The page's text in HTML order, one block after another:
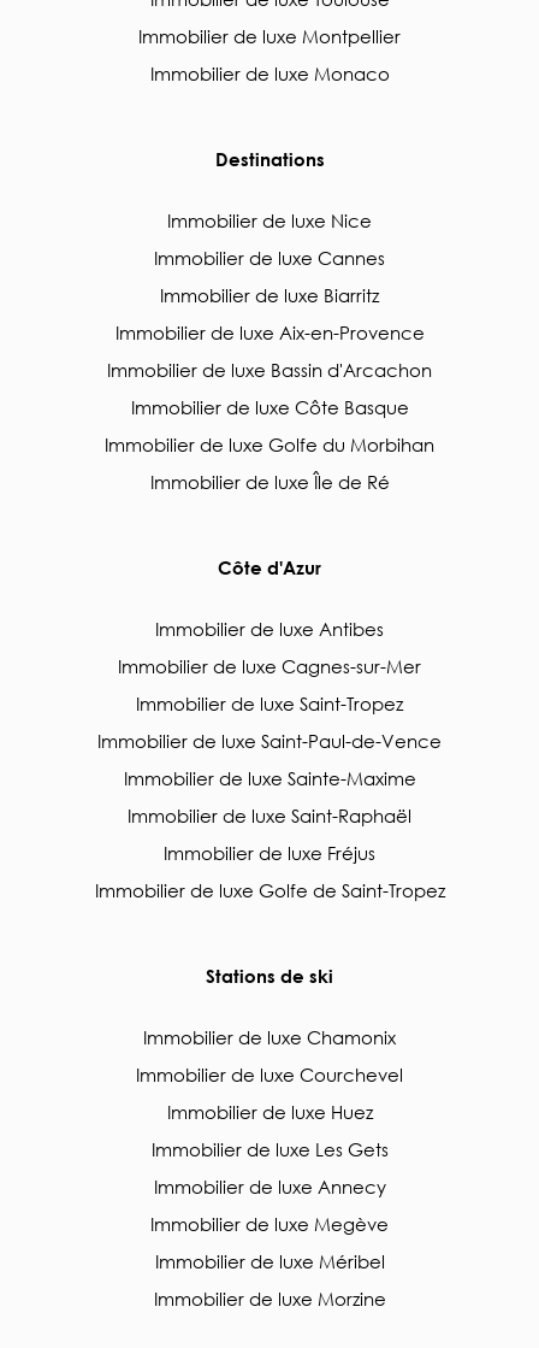
Immobilier de luxe Montpellier
Immobilier de luxe Monaco
Destinations
Immobilier de luxe Nice
Immobilier de luxe Cannes
Immobilier de luxe Biarritz
Immobilier de luxe Aix-en-Provence
Immobilier de luxe Bassin d'Arcachon
Immobilier de luxe Côte Basque
Immobilier de luxe Golfe du Morbihan
Immobilier de luxe Île de Ré
Côte d'Azur
Immobilier de luxe Antibes
Immobilier de luxe Cagnes-sur-Mer
Immobilier de luxe Saint-Tropez
Immobilier de luxe Saint-Paul-de-Vence
Immobilier de luxe Sainte-Maxime
Immobilier de luxe Saint-Raphaël
Immobilier de luxe Fréjus
Immobilier de luxe Golfe de Saint-Tropez
Stations de ski
Immobilier de luxe Chamonix
Immobilier de luxe Courchevel
Immobilier de luxe Huez
Immobilier de luxe Les Gets
Immobilier de luxe Annecy
Immobilier de luxe Megève
Immobilier de luxe Méribel
Immobilier de luxe Morzine